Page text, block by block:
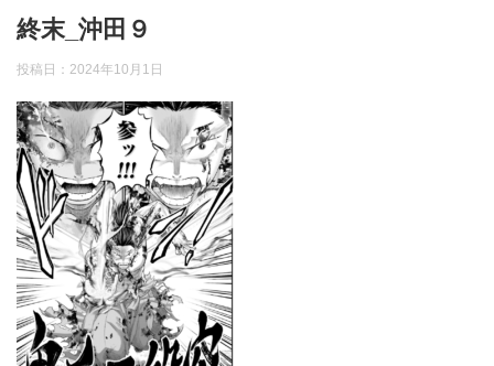
終末_沖田９
投稿日： 2024年10月1日